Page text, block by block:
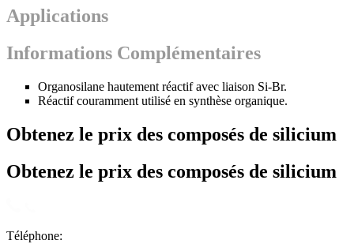
Applications
Informations Complémentaires
Organosilane hautement réactif avec liaison Si-Br.
Réactif couramment utilisé en synthèse organique.
Obtenez le prix des composés de silicium
Obtenez le prix des composés de silicium
Téléphone: